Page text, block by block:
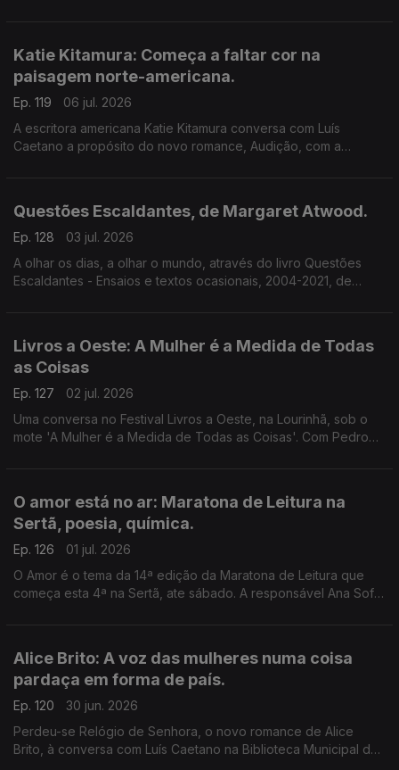
Katie Kitamura: Começa a faltar cor na
paisagem norte-americana.
Ep. 119
06 jul. 2026
A escritora americana Katie Kitamura conversa com Luís
Caetano a propósito do novo romance, Audição, com a
Questões Escaldantes, de Margaret Atwood.
Ep. 128
03 jul. 2026
A olhar os dias, a olhar o mundo, através do livro Questões
Escaldantes - Ensaios e textos ocasionais, 2004-2021, de
Livros a Oeste: A Mulher é a Medida de Todas
as Coisas
Ep. 127
02 jul. 2026
Uma conversa no Festival Livros a Oeste, na Lourinhã, sob o
mote 'A Mulher é a Medida de Todas as Coisas'. Com Pedro
O amor está no ar: Maratona de Leitura na
Sertã, poesia, química.
Ep. 126
01 jul. 2026
O Amor é o tema da 14ª edição da Maratona de Leitura que
começa esta 4ª na Sertã, ate sábado. A responsável Ana Sofia
Alice Brito: A voz das mulheres numa coisa
pardaça em forma de país.
Ep. 120
30 jun. 2026
Perdeu-se Relógio de Senhora, o novo romance de Alice
Brito, à conversa com Luís Caetano na Biblioteca Municipal de